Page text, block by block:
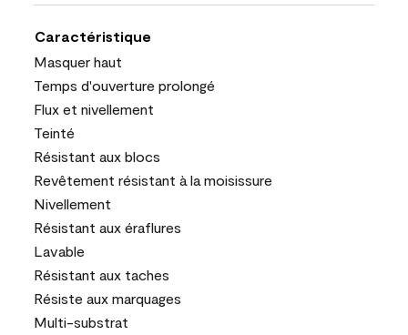
Caractéristique
Masquer haut
Temps d'ouverture prolongé
Flux et nivellement
Teinté
Résistant aux blocs
Revêtement résistant à la moisissure
Nivellement
Résistant aux éraflures
Lavable
Résistant aux taches
Résiste aux marquages
Multi-substrat